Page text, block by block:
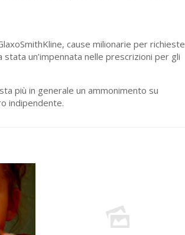
cause milionarie per richieste
un’impennata nelle prescrizioni per gli
più in generale un ammonimento su
indipendente.